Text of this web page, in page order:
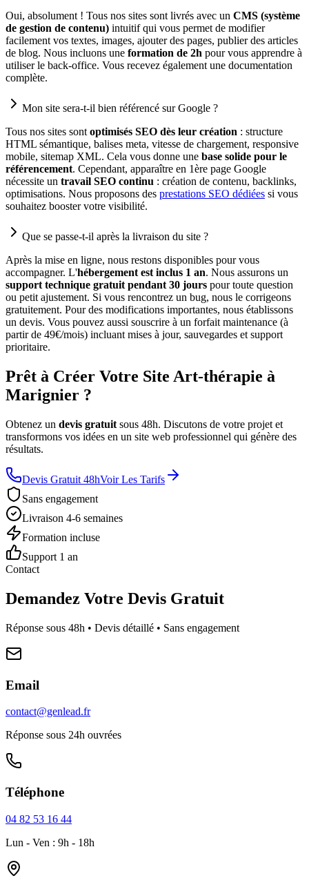
Oui, absolument ! Tous nos sites sont livrés avec un CMS (système
de gestion de contenu) intuitif qui vous permet de modifier
facilement vos textes, images, ajouter des pages, publier des articles
de blog. Nous incluons une formation de 2h pour vous apprendre à
utiliser le back-office. Vous recevez également une documentation
complète.
Mon site sera-t-il bien référencé sur Google ?
Tous nos sites sont optimisés SEO dès leur création : structure
HTML sémantique, balises meta, vitesse de chargement, responsive
mobile, sitemap XML. Cela vous donne une base solide pour le
référencement. Cependant, apparaître en 1ère page Google
nécessite un travail SEO continu : création de contenu, backlinks,
optimisations. Nous proposons des prestations SEO dédiées si vous
souhaitez booster votre visibilité.
Que se passe-t-il après la livraison du site ?
Après la mise en ligne, nous restons disponibles pour vous
accompagner. L'hébergement est inclus 1 an. Nous assurons un
support technique gratuit pendant 30 jours pour toute question
ou petit ajustement. Si vous rencontrez un bug, nous le corrigeons
gratuitement. Pour des modifications importantes, nous établissons
un devis. Vous pouvez aussi souscrire à un forfait maintenance (à
partir de 49€/mois) incluant mises à jour, sauvegardes et support
prioritaire.
Prêt à Créer Votre Site Art-thérapie à
Marignier ?
Obtenez un devis gratuit sous 48h. Discutons de votre projet et
transformons vos idées en un site web professionnel qui génère des
résultats.
Devis Gratuit 48hVoir Les Tarifs
Sans engagement
Livraison 4-6 semaines
Formation incluse
Support 1 an
Contact
Demandez Votre Devis Gratuit
Réponse sous 48h • Devis détaillé • Sans engagement
Email
contact@genlead.fr
Réponse sous 24h ouvrées
Téléphone
04 82 53 16 44
Lun - Ven : 9h - 18h